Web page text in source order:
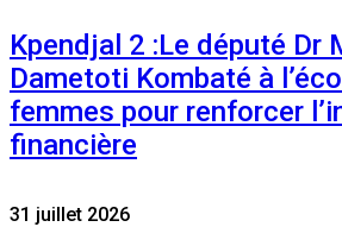
Kpendjal 2 :Le député Dr
Dametoti Kombaté à
femmes pour renforcer
financière
31 juillet 2026